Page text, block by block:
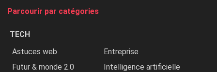
Parcourir par catégories
TECH
Astuces web
Entreprise
Futur & monde 2.0
Intelligence artificielle